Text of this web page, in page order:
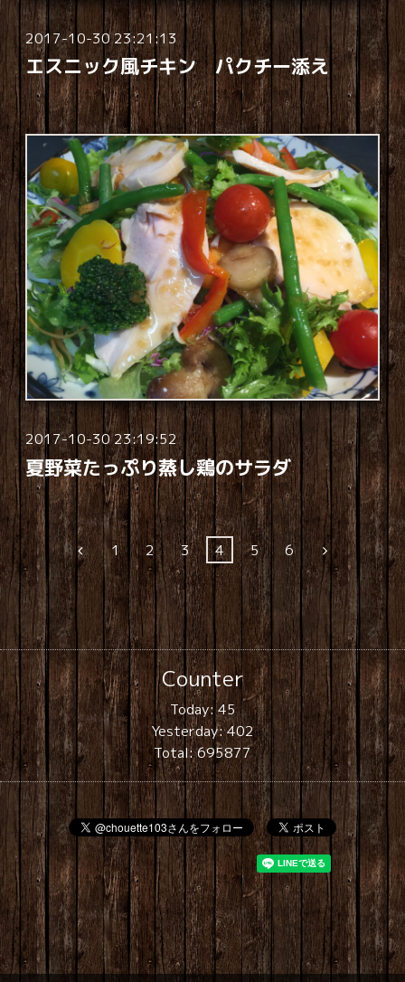
2017-10-30 23:21:13
エスニック風チキン パクチー添え
2017-10-30 23:19:52
夏野菜たっぷり蒸し鶏のサラダ
1 2 3 4 5 6
Counter
Today:45
Yesterday:402
Total:695877